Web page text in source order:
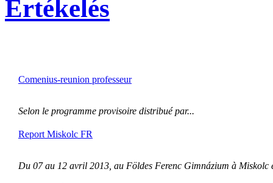
Értékelés
Comenius-reunion professeur
Selon le programme provisoire distribué par...
Report Miskolc FR
Du 07 au 12 avril 2013, au Földes Ferenc Gimnázium à Miskolc